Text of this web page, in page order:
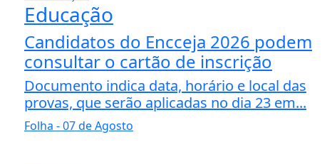
Educação
Candidatos do Encceja 2026 podem
consultar o cartão de inscrição
Documento indica data, horário e local das
provas, que serão aplicadas no dia 23 em...
Folha - 07 de Agosto